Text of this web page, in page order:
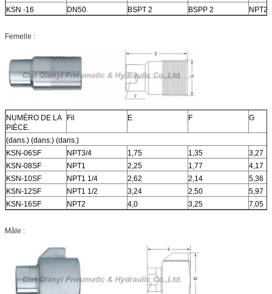
KSN -16
DN50 BSPT 2 BSPP 2 NPT2
Femelle :
NUMÉRO DE LA
PIÈCE.
Fil E F G
(dans.) (dans.) (dans.)
KSN-06SF
NPT3/4 1,75 1,35
3,27
KSN-08SF
NPT1 2,25 1,77
4,17
KSN-10SF
NPT1 1/4 2,62 2,14
5,36
KSN-12SF
NPT1 1/2 3,24 2,50
5,97
KSN-16SF
NPT2 4,0 3,25 7,05
Mâle :